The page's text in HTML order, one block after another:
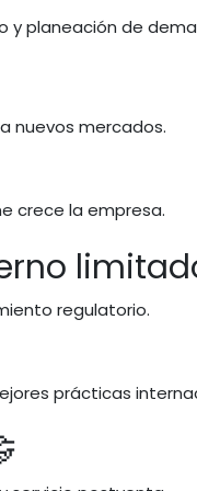
y planeación de
nuevos mercados.
crece la empresa.
regulatorio.
prácticas